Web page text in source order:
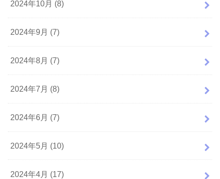
2024年10月 (8)
2024年9月 (7)
2024年8月 (7)
2024年7月 (8)
2024年6月 (7)
2024年5月 (10)
2024年4月 (17)